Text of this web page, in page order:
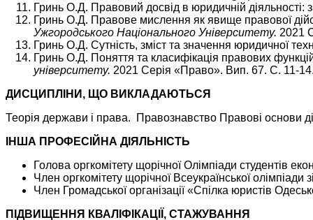
Гринь О.Д. Правовий досвід в юридичній
Гринь О.Д. Правове мислення як явище правової
Ужгородського Національного Університету. 2021
Гринь О.Д. Сутність, зміст та значення юридичної
Гринь О.Д. Поняття та класифікація правових
університету. 2021 Серія «Право». Вип. 67. С. 11-
ДИСЦИПЛІНИ, ЩО ВИКЛАДАЮТЬСЯ
Теорія держави і права. Правознавство Правові основи
ІНША ПРОФЕСІЙНА ДІЯЛЬНІСТЬ
Голова оргкомітету щорічної Олімпіади студентів
Член оргкомітету щорічної Всеукраїнської олімпіади
Член Громадської організації «Спілка юристів
ПІДВИЩЕННЯ КВАЛІФІКАЦІЇ, СТАЖУВАННЯ